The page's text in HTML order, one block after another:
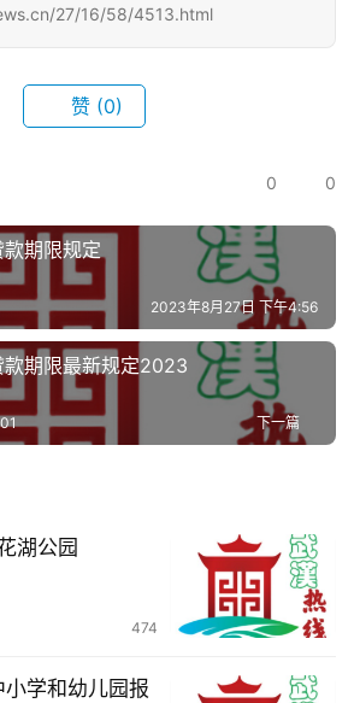
27/16/58/4513.html
赞 (0)
0 0
期限规定
2023年8月27日 下午4:56
期限最新规定2023
下一篇
湖公园
474
学和幼儿园报